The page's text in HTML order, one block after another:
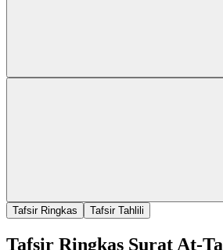
Tafsir Ringkas
Tafsir Tahlili
Tafsir Ringkas Surat At-